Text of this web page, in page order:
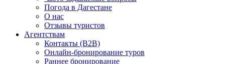
Погода в Дагестане
О нас
Отзывы туристов
Агентствам
Контакты (B2B)
Онлайн-бронирование туров
Раннее бронирование